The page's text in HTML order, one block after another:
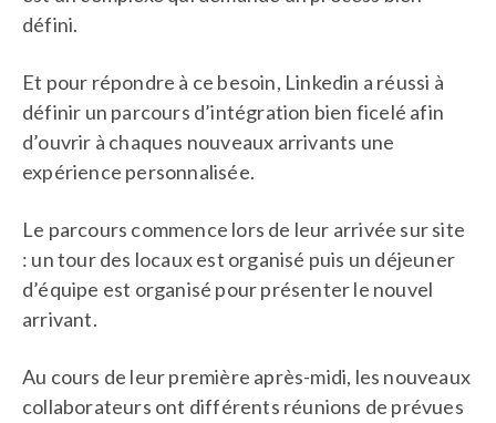
défini.
Et pour répondre à ce besoin, Linkedin a réussi à
définir un parcours d’intégration bien ficelé afin
d’ouvrir à chaques nouveaux arrivants une
expérience personnalisée.
Le parcours commence lors de leur arrivée sur site
: un tour des locaux est organisé puis un déjeuner
d’équipe est organisé pour présenter le nouvel
arrivant.
Au cours de leur première après-midi, les nouveaux
collaborateurs ont différents réunions de prévues